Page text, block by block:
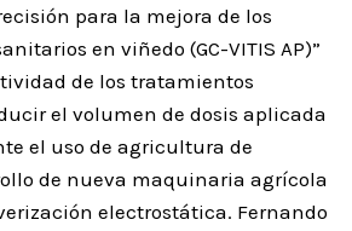
para la mejora de los
en viñedo (GC-VITIS AP)”
de los tratamientos
el volumen de dosis aplicada
el uso de agricultura de
de nueva maquinaria agrícola
electrostática. Fernando